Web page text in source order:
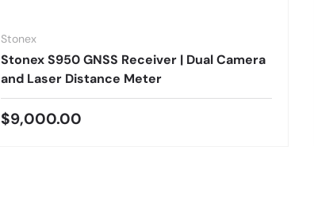
Stonex
Stonex S950 GNSS Receiver | Dual Camera
and Laser Distance Meter
Precio normal
$9,000.00